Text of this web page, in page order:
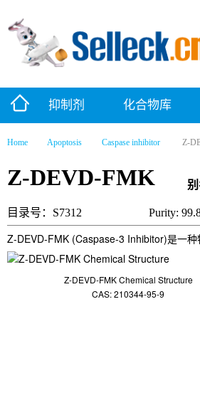
抑制剂 化合物库
Home Apoptosis Caspase inhibitor Z-
Z-DEVD-FMK
目录号：S7312 Purity:
Z-DEVD-FMK (Caspase-3 Inhibitor)是一种
Z-DEVD-FMK Chemical Structure
CAS: 210344-95-9